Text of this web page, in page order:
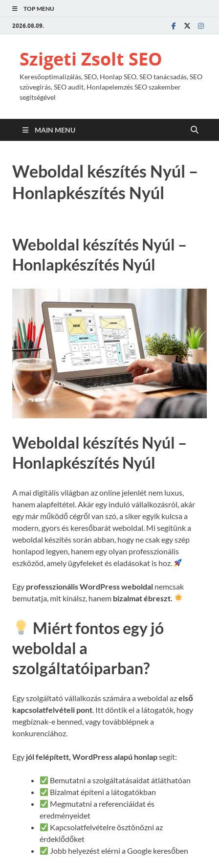
TOP MENU
2026.08.09.
Szigeti Zsolt SEO
Keresőoptimalizálás, SEO, Honlap SEO, SEO tanácsadás, SEO
szövegírás, SEO audit, Honlapelemzés SEO szakember
segítségével
MAIN MENU
Weboldal készítés Nyúl –
Honlapkészítés Nyúl
Weboldal készítés Nyúl –
Honlapkészítés Nyúl
Weboldal készítés Nyúl –
Honlapkészítés Nyúl
A mai digitális világban az online jelenlét nem luxus,
hanem alapfeltétel. Akár egy induló vállalkozásról, akár
egy már működő cégről van szó, a siker egyik kulcsa a
modern, gyors és keresőbarát weboldal. Mi segítünk a
weboldal készítés során abban, hogy ne csak egy szép
honlapod legyen, hanem egy olyan professzionális
eszközöd, amely ügyfeleket és eladásokat is hoz.
Egy professzionális WordPress weboldal nemcsak
bemutatja, mit kínálsz, hanem bizalmat ébreszt.
Miért fontos egy jó
weboldal a
szolgáltatóiparban?
Egy szolgáltató vállalkozás számára a weboldal azelső
kapcsolatfelvételi pont. Itt döntik el a látogatók, hogy
megbíznak-e benned, vagy továbblépnek a
konkurenciához.
Egy jól felépített, WordPress alapú honlapsegít:
Bemutatni a szolgáltatásaidat átláthatóan
Bizalmat építeni a látogatókban
Megmutatni a referenciáidat és
eredményeidet
Kapcsolatfelvételre ösztönözni az
érdeklődőket
Jobb helyezést elérni a Google keresőben